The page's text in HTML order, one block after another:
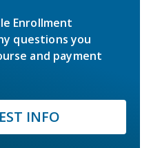
Enrollment
questions you
and payment
INFO